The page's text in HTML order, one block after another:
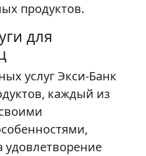
продуктов.
для
услуг Экси-Банк
каждый из